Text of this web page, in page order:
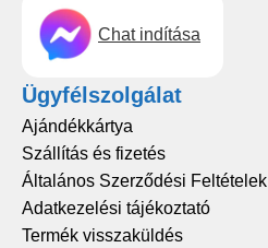
Chat indítása
Ügyfélszolgálat
Ajándékkártya
Szállítás és fizetés
Általános Szerződési Feltételek
Adatkezelési tájékoztató
Termék visszaküldés